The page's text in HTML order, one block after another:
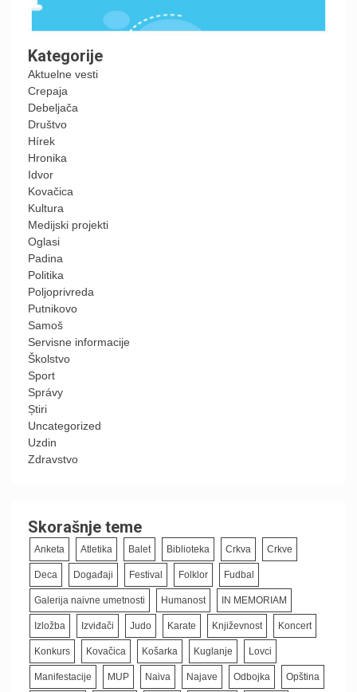
Kategorije
Aktuelne vesti
Crepaja
Debeljača
Društvo
Hírek
Hronika
Idvor
Kovačica
Kultura
Medijski projekti
Oglasi
Padina
Politika
Poljoprivreda
Putnikovo
Samoš
Servisne informacije
Školstvo
Sport
Správy
Știri
Uncategorized
Uzdin
Zdravstvo
Skorašnje teme
Anketa Atletika Balet Biblioteka Crkva Crkve
Deca Događaji Festival Folklor Fudbal
Galerija naivne umetnosti Humanost IN MEMORIAM
Izložba Izviđači Judo Karate Književnost Koncert
Konkurs Kovačica Košarka Kuglanje Lovci
Manifestacije MUP Naiva Najave Odbojka Opština